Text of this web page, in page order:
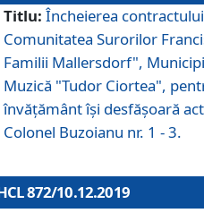
Titlu: Încheierea
Comunitatea Surorilor
Familii Mallersdorf",
Muzică "Tudor Ciortea",
învățământ îşi desfăşoară
Colonel Buzoianu nr. 1 - 3.
872/10.12.2019